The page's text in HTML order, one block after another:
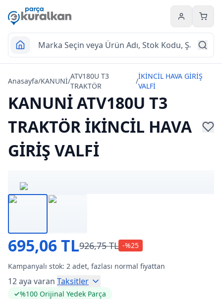
Hesabım
Anasayfa/KANUNİ/
ATV180U T3
TRAKTÖR
/
İKİNCİL HAVA GİRİŞ
VALFİ
KANUNİ ATV180U T3
TRAKTÖR İKİNCİL HAVA
GİRİŞ VALFİ
695,06 TL926,75 TL -%25
Kampanyalı stok: 2 adet, fazlası normal fiyattan
12 aya varan Taksitler
%100 Orijinal Yedek Parça